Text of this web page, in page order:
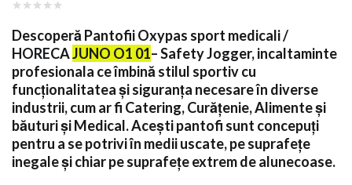
DescoperăPantofii Oxypas sport medicali /
HORECAJUNO O1 01– Safety Jogger, incaltaminte
profesionala ce îmbină stilul sportiv cu
funcționalitatea și siguranța necesare în diverse
industrii, cum ar fi Catering, Curățenie, Alimente și
băuturi și Medical. Acești pantofi sunt concepuți
pentru a se potrivi în medii uscate, pe suprafețe
inegale și chiar pe suprafețe extrem de alunecoase.